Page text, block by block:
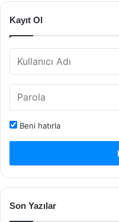
Kayıt Ol
Beni hatırla
Son Yazılar